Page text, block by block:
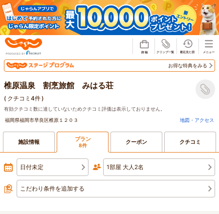
お得な特典をみる
椎原温泉 割烹旅館 みはる荘
( クチコミ4件)
有効クチコミ数に達していないためクチコミ評価は表示しておりません。
福岡県福岡市早良区椎原１２０３
地図・アクセス
施設情報 プラン
8件 クーポン クチコミ
日付未定 1部屋 大人2名
こだわり条件を追加する